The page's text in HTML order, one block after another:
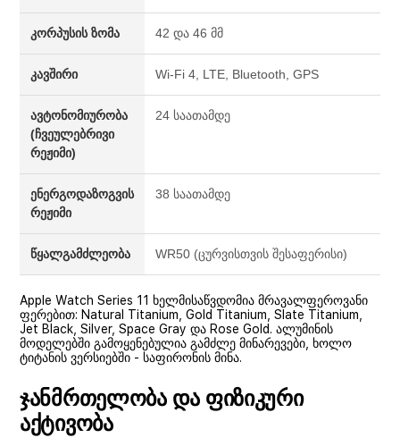
კორპუსის ზომა 42 და 46 მმ
კავშირი Wi-Fi 4, LTE, Bluetooth, GPS
ავტონომიურობა
(ჩვეულებრივი
რეჟიმი)
24 საათამდე
ენერგოდაზოგვის
რეჟიმი
38 საათამდე
წყალგამძლეობა WR50 (ცურვისთვის შესაფერისი)
Apple Watch Series 11 ხელმისაწვდომია მრავალფეროვანი
ფერებით: Natural Titanium, Gold Titanium, Slate Titanium,
Jet Black, Silver, Space Gray და Rose Gold. ალუმინის
მოდელებში გამოყენებულია გამძლე მინარევები, ხოლო
ტიტანის ვერსიებში - საფირონის მინა.
ჯანმრთელობა და ფიზიკური
აქტივობა